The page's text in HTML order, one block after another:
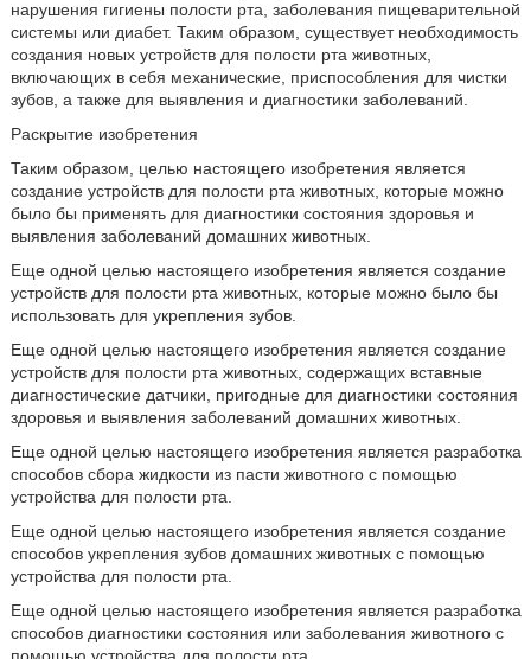
нарушения гигиены полости рта, заболевания пищеварительной
системы или диабет. Таким образом, существует необходимость
создания новых устройств для полости рта животных,
включающих в себя механические, приспособления для чистки
зубов, а также для выявления и диагностики заболеваний.
Раскрытие изобретения
Таким образом, целью настоящего изобретения является
создание устройств для полости рта животных, которые можно
было бы применять для диагностики состояния здоровья и
выявления заболеваний домашних животных.
Еще одной целью настоящего изобретения является создание
устройств для полости рта животных, которые можно было бы
использовать для укрепления зубов.
Еще одной целью настоящего изобретения является создание
устройств для полости рта животных, содержащих вставные
диагностические датчики, пригодные для диагностики состояния
здоровья и выявления заболеваний домашних животных.
Еще одной целью настоящего изобретения является разработка
способов сбора жидкости из пасти животного с помощью
устройства для полости рта.
Еще одной целью настоящего изобретения является создание
способов укрепления зубов домашних животных с помощью
устройства для полости рта.
Еще одной целью настоящего изобретения является разработка
способов диагностики состояния или заболевания животного с